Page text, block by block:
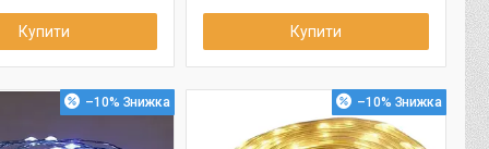
Купити Купити
–10% –10%